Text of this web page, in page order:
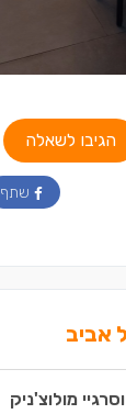
הגיבו לשאלה
שתף
אביב
מולוצ'ניק